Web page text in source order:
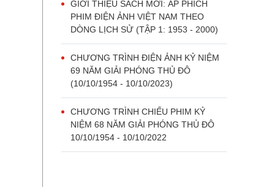
GIỚI THIỆU SÁCH MỚI: ÁP PHÍCH
PHIM ĐIỆN ẢNH VIỆT NAM THEO
DÒNG LỊCH SỬ (TẬP 1: 1953 - 2000)
CHƯƠNG TRÌNH ĐIỆN ẢNH KỶ NIỆM
69 NĂM GIẢI PHÓNG THỦ ĐÔ
(10/10/1954 - 10/10/2023)
CHƯƠNG TRÌNH CHIẾU PHIM KỶ
NIỆM 68 NĂM GIẢI PHÓNG THỦ ĐÔ
10/10/1954 - 10/10/2022